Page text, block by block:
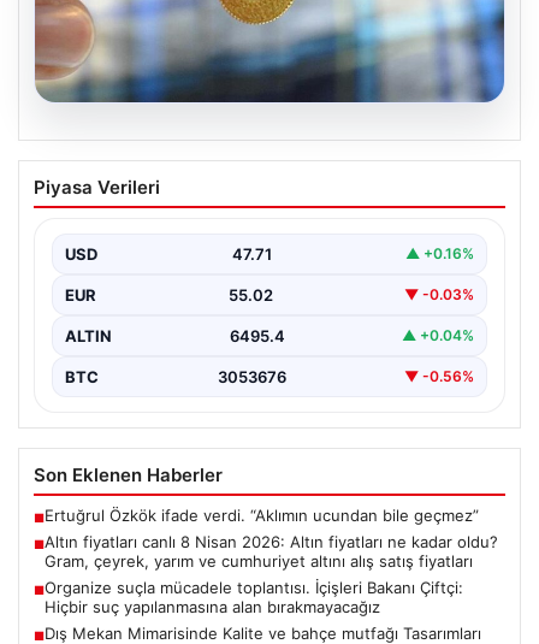
Altın fiyatları canlı 8 Nisan 2026: Altın
fiyatları ne kadar oldu? Gram, çeyrek,
fiyatları
Piyasa Verileri
USD 47.71 ▲ +0.16%
EUR 55.02 ▼ -0.03%
ALTIN 6495.4 ▲ +0.04%
BTC 3053676 ▼ -0.56%
Son Eklenen Haberler
■Ertuğrul Özkök ifade verdi. “Aklımın ucundan bile geçmez”
■Altın fiyatları canlı 8 Nisan 2026: Altın fiyatları ne kadar oldu?
Gram, çeyrek, yarım ve cumhuriyet altını alış satış fiyatları
■Organize suçla mücadele toplantısı. İçişleri Bakanı Çiftçi:
Hiçbir suç yapılanmasına alan bırakmayacağız
■Dış Mekan Mimarisinde Kalite ve bahçe mutfağı Tasarımları